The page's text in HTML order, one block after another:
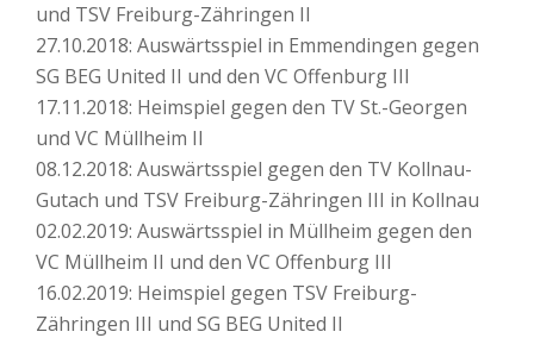
und TSV Freiburg-Zähringen II
27.10.2018: Auswärtsspiel in Emmendingen gegen
SG BEG United II und den VC Offenburg III
17.11.2018: Heimspiel gegen den TV St.-Georgen
und VC Müllheim II
08.12.2018: Auswärtsspiel gegen den TV Kollnau-
Gutach und TSV Freiburg-Zähringen III in Kollnau
02.02.2019: Auswärtsspiel in Müllheim gegen den
VC Müllheim II und den VC Offenburg III
16.02.2019: Heimspiel gegen TSV Freiburg-
Zähringen III und SG BEG United II